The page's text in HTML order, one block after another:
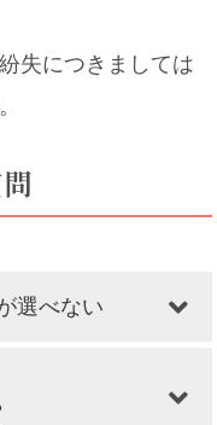
失につきましては
選べない